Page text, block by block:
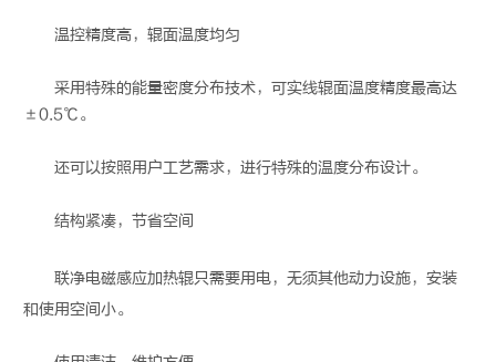
温控精度高，辊面温度均匀
采用特殊的能量密度分布技术，可实线辊面温度精度最高达
±0.5℃。
还可以按照用户工艺需求，进行特殊的温度分布设计。
结构紧凑，节省空间
联净电磁感应加热辊只需要用电，无须其他动力设施，安装
和使用空间小。